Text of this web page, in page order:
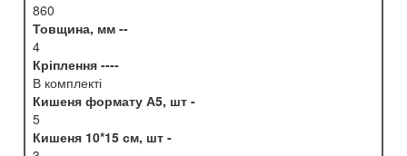
860
Товщина, мм --
4
Кріплення ----
В комплекті
Кишеня формату А5, шт -
5
Кишеня 10*15 см, шт -